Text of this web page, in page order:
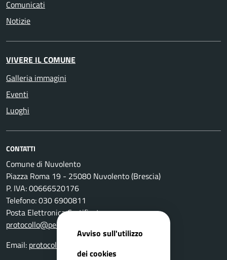
Comunicati
Notizie
VIVERE IL COMUNE
Galleria immagini
Eventi
Luoghi
CONTATTI
Comune di Nuvolento
Piazza Roma 19 - 25080 Nuvolento (Brescia)
P. IVA: 00666520176
Telefono: 030 6900811
Posta Elettronica Certificata:
protocollo@pec.comune.nuvolento.bs.it
Email: protocollo@comune.nuvolento.bs.it
Avviso sull'utilizzo
dei cookies